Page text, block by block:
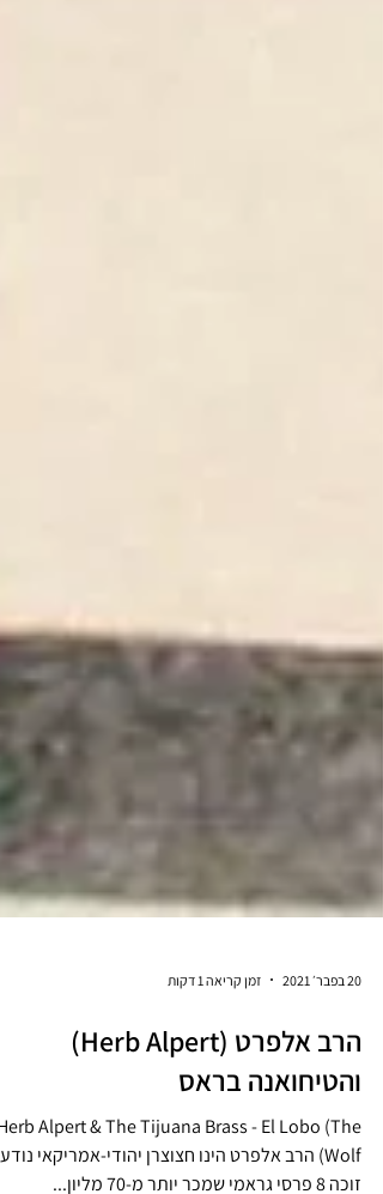
20 בפבר׳ 2021 זמן קריאה 1 דקות
והטיחואנה בראס
Alpert & The Tijuana Brass - El Lobo (The